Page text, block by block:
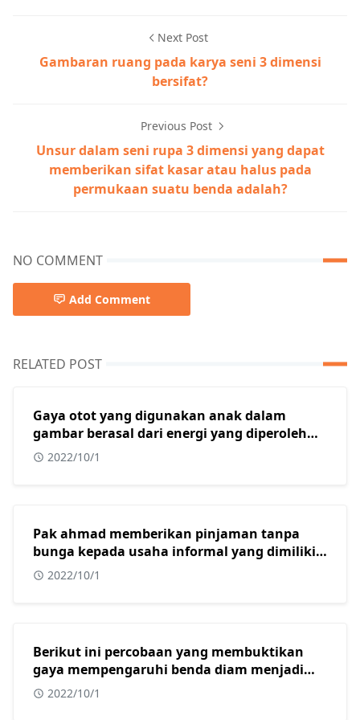
Next Post
Gambaran ruang pada karya seni 3 dimensi
bersifat?
Previous Post
Unsur dalam seni rupa 3 dimensi yang dapat
memberikan sifat kasar atau halus pada
permukaan suatu benda adalah?
NO COMMENT
Add Comment
RELATED POST
Gaya otot yang digunakan anak dalam
gambar berasal dari energi yang diperoleh
dari?
2022/10/1
Pak ahmad memberikan pinjaman tanpa
bunga kepada usaha informal yang dimiliki
oleh beberapa warga muslim di kota
2022/10/1
Berikut ini percobaan yang membuktikan
gaya mempengaruhi benda diam menjadi
bergerak adalah?
2022/10/1